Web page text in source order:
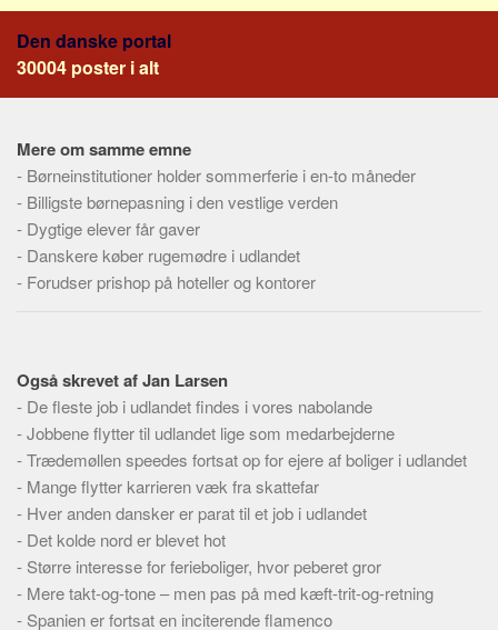
Køb og salg
Økonomi
Jura og regler
Statistik
Praktisk
Alle
Meta
Skribenter
Personer
Steder
Kilder
Om
Webstedet
Forhistorien
Redigering
Den danske portal
30004 poster i alt
Mere om samme emne
- Børneinstitutioner holder sommerferie i en-to måneder
- Billigste børnepasning i den vestlige verden
- Dygtige elever får gaver
- Danskere køber rugemødre i udlandet
- Forudser prishop på hoteller og kontorer
Også skrevet af Jan Larsen
- De fleste job i udlandet findes i vores nabolande
-Jobbene flytter til udlandet lige som medarbejderne
-Trædemøllen speedes fortsat op for ejere af boliger i udlandet
- Mange flytter karrieren væk fra skattefar
- Hver anden dansker er parat til et job i udlandet
- Det kolde nord er blevet hot
- Større interesse for ferieboliger, hvor peberet gror
- Mere takt-og-tone – men pas på med kæft-trit-og-retning
- Spanien er fortsat en inciterende flamenco